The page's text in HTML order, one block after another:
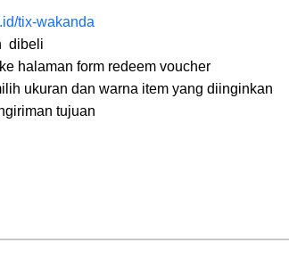
tix-wakanda
dibeli
halaman form redeem voucher
ukuran dan warna item yang diinginkan
tujuan